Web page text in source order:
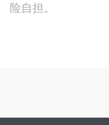
险自担。